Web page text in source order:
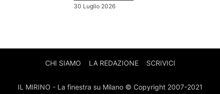
30 Luglio 2026
CHI SIAMO LA REDAZIONE SCRIVICI
IL MIRINO - La finestra su Milano © Copyright 2007-2021